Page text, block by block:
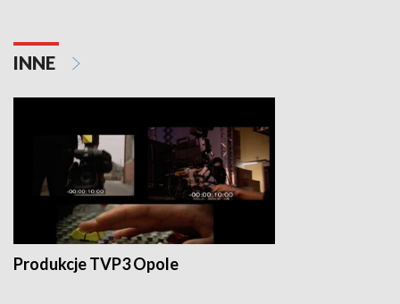
INNE
Produkcje TVP3 Opole